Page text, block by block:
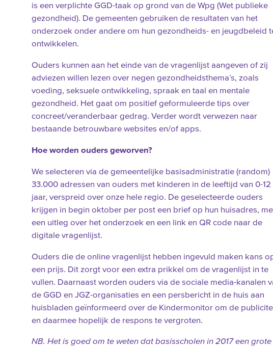
is een verplichte GGD-taak op grond van de Wpg (Wet publieke
gezondheid). De gemeenten gebruiken de resultaten van het
onderzoek onder andere om hun gezondheids- en jeugdbeleid
ontwikkelen.
Ouders kunnen aan het einde van de vragenlijst aangeven of zij
adviezen willen lezen over negen gezondheidsthema’s, zoals
voeding, seksuele ontwikkeling, spraak en taal en mentale
gezondheid. Het gaat om positief geformuleerde tips over
concreet/veranderbaar gedrag. Verder wordt verwezen naar
bestaande betrouwbare websites en/of apps.
Hoe worden ouders geworven?
We selecteren via de gemeentelijke basisadministratie (random)
33.000 adressen van ouders met kinderen in de leeftijd van 0-12
jaar, verspreid over onze hele regio. De geselecteerde ouders
krijgen in begin oktober per post een brief op hun huisadres,
een uitleg over het onderzoek en een link en QR code naar de
digitale vragenlijst.
Ouders die de online vragenlijst hebben ingevuld maken kans
een prijs. Dit zorgt voor een extra prikkel om de vragenlijst in te
vullen. Daarnaast worden ouders via de sociale media-kanalen
de GGD en JGZ-organisaties en een persbericht in de huis aan
huisbladen geïnformeerd over de Kindermonitor om de
en daarmee hopelijk de respons te vergroten.
NB. Het is goed om te weten dat basisscholen in 2017 een